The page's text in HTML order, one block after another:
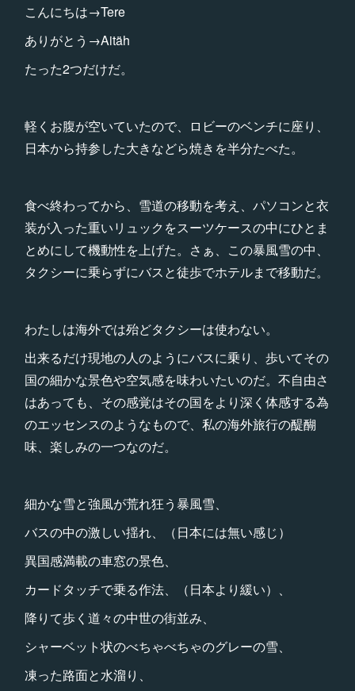
こんにちは→Tere
ありがとう→Aitäh
たった2つだけだ。
軽くお腹が空いていたので、ロビーのベンチに座り、
日本から持参した大きなどら焼きを半分たべた。
食べ終わってから、雪道の移動を考え、パソコンと衣
装が入った重いリュックをスーツケースの中にひとま
とめにして機動性を上げた。さぁ、この暴風雪の中、
タクシーに乗らずにバスと徒歩でホテルまで移動だ。
わたしは海外では殆どタクシーは使わない。
出来るだけ現地の人のようにバスに乗り、歩いてその
国の細かな景色や空気感を味わいたいのだ。不自由さ
はあっても、その感覚はその国をより深く体感する為
のエッセンスのようなもので、私の海外旅行の醍醐
味、楽しみの一つなのだ。
細かな雪と強風が荒れ狂う暴風雪、
バスの中の激しい揺れ、（日本には無い感じ）
異国感満載の車窓の景色、
カードタッチで乗る作法、（日本より緩い）、
降りて歩く道々の中世の街並み、
シャーベット状のべちゃべちゃのグレーの雪、
凍った路面と水溜り、